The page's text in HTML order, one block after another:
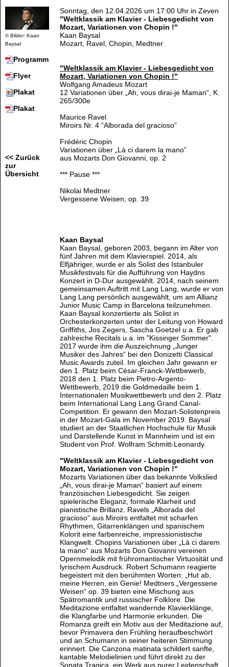
© Bilder: Kaan
Baysal
Programm
Flyer
Plakat
Plakat
<< Zurück
zur
Übersicht
Sonntag, den 12.04.2026 um 17:00 Uhr in Zeven
"Weltklassik am Klavier - Liebesgedicht von
Mozart, Variationen von Chopin !"
Kaan Baysal
Mozart, Ravel, Chopin, Medtner
"Weltklassik am Klavier - Liebesgedicht von
Mozart, Variationen von Chopin !"
Wolfgang Amadeus Mozart
12 Variationen über „Ah, vous dirai-je Maman“, K.
265/300e
Maurice Ravel
Miroirs Nr. 4 “Alborada del gracioso”
Frédéric Chopin
Variationen über „Là ci darem la mano”
aus Mozarts Don Giovanni, op. 2
*** Pause ***
Nikolai Medtner
Vergessene Weisen, op. 39
Kaan Baysal
Kaan Baysal, geboren 2003, begann im Alter von
fünf Jahren mit dem Klavierspiel. 2014, als
Elfjähriger, wurde er als Solist des Istanbuler
Musikfestivals für die Aufführung von Haydns
Konzert in D-Dur ausgewählt. 2014, nach seinem
gemeinsamen Auftritt mit Lang Lang, wurde er von
Lang Lang persönlich ausgewählt, um am Allianz
Junior Music Camp in Barcelona teilzunehmen.
Kaan Baysal konzertierte als Solist in
Orchesterkonzerten unter der Leitung von Howard
Griffiths, Jos Zegers, Sascha Goetzel u.a. Er gab
zahlreiche Recitals u.a. im "Kissinger Sommer".
2017 wurde ihm die Auszeichnung „Junger
Musiker des Jahres“ bei den Donizetti Classical
Music Awards zuteil. Im gleichen Jahr gewann er
den 1. Platz beim César-Franck-Wettbewerb,
2018 den 1. Platz beim Pietro-Argento-
Wettbewerb, 2019 die Goldmedaille beim 1.
Internationalen Musikwettbewerb und den 2. Platz
beim International Lang Lang Grand Canal-
Competition. Er gewann den Mozart-Solistenpreis
in der Mozart-Gala im November 2019. Baysal
studiert an der Staatlichen Hochschule für Musik
und Darstellende Kunst in Mannheim und ist ein
Student von Prof. Wolfram Schmitt-Leonardy.
"Weltklassik am Klavier - Liebesgedicht von
Mozart, Variationen von Chopin !"
Mozarts Variationen über das bekannte Volkslied
„Ah, vous dirai-je Maman“ basiert auf einem
französischen Liebesgedicht. Sie zeigen
spielerische Eleganz, formale Klarheit und
pianistische Brillanz. Ravels „Alborada del
gracioso“ aus Miroirs entfaltet mit scharfen
Rhythmen, Gitarrenklängen und spanischem
Kolorit eine farbenreiche, impressionistische
Klangwelt. Chopins Variationen über „Là ci darem
la mano“ aus Mozarts Don Giovanni vereinen
Opernmelodik mit frühromantischer Virtuosität und
lyrischem Ausdruck. Robert Schumann reagierte
begeistert mit den berühmten Worten: „Hut ab,
meine Herren, ein Genie! Medtners „Vergessene
Weisen“ op. 39 bieten eine Mischung aus
Spätromantik und russischer Folklore. Die
Meditazione entfaltet wandernde Klavierklänge,
die Klangfarbe und Harmonie erkunden. Die
Romanza greift ein Motiv aus der Meditazione auf,
bevor Primavera den Frühling heraufbeschwört
und an Schumann in seiner heiteren Stimmung
erinnert. Die Canzona matinata schildert sanfte,
kantable Melodielinien und führt direkt zu der
Sonata Tragica, ein Werk aus purer Leidenschaft